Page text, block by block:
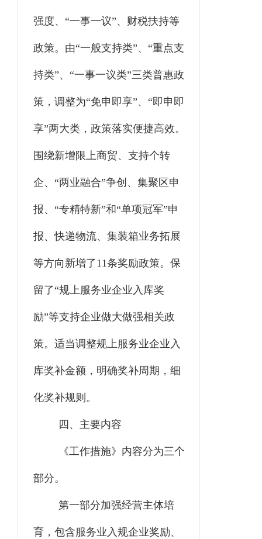
强度、 “一事一议”、财税扶持等
政策。 由“一般支持类”、“重点支
持类”、“一事一议类”三类普惠政
策， 调整为“免申即享”、“即申即
享”两大类，政策落实便捷高效。
围绕新增限上商贸、支持个转
企、 “两业融合”争创、集聚区申
报、“专精特新”和“单项冠军”申
报、快递物流、集装箱业务拓展
等方向新增了11条奖励政策。保
留了“规上服务业企业入库奖
励”等支持企业做大做强相关政
策。适当调整规上服务业企业入
库奖补金额，明确奖补周期，细
化奖补规则。
四、 主要内容
《工作措施》内容分为三个
部分。
第一部分加强经营主体培
育，包含服务业入规企业奖励、